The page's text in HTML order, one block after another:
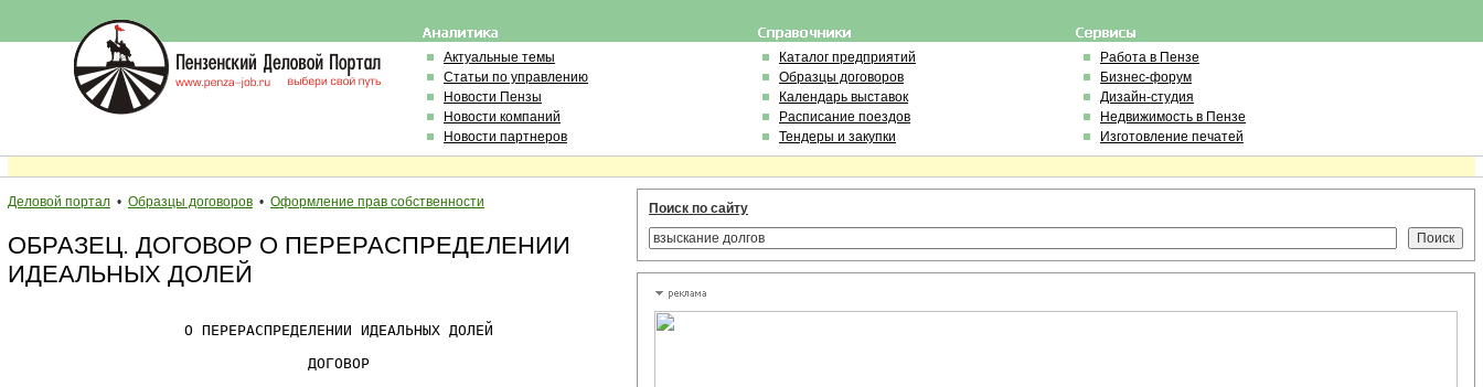
Актуальные темы
Статьи по управлению
Новости Пензы
Новости компаний
Новости партнеров
Каталог предприятий
Образцы договоров
Календарь выставок
Расписание поездов
Тендеры и закупки
Работа в Пензе
Бизнес-форум
Дизайн-студия
Недвижимость в Пензе
Изготовление печатей
Деловой портал • Образцы договоров • Оформление прав собственности
ОБРАЗЕЦ. ДОГОВОР О ПЕРЕРАСПРЕДЕЛЕНИИ
ИДЕАЛЬНЫХ ДОЛЕЙ
                    О ПЕРЕРАСПРЕДЕЛЕНИИ ИДЕАЛЬНЫХ ДОЛЕЙ
                                  ДОГОВОР
Поиск по сайту